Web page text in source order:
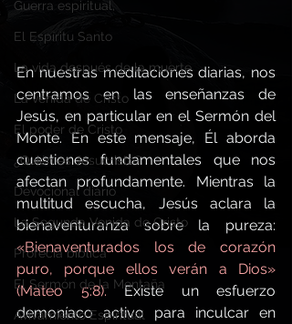
Guerra espiritual,
El Espíritu Santo
La vida después de la muerte
La venida de Cristo
El poder de Cristo
¿Quién es Jesucristo?
Devocional diario
La Segunda Venida de Cristo
Profecía bíblica
El Sermón de la Montaña
Avivamiento Espiritual
En nuestras meditaciones diarias, nos
centramos en las enseñanzas de
Jesús, en particular en el Sermón del
Monte. En este mensaje, Él aborda
cuestiones fundamentales que nos
afectan profundamente. Mientras la
multitud escucha, Jesús aclara la
«Bienaventurados los de corazón
puro, porque ellos verán a Dios»
(Mateo 5:8). Existe un esfuerzo
demoníaco activo para inculcar en